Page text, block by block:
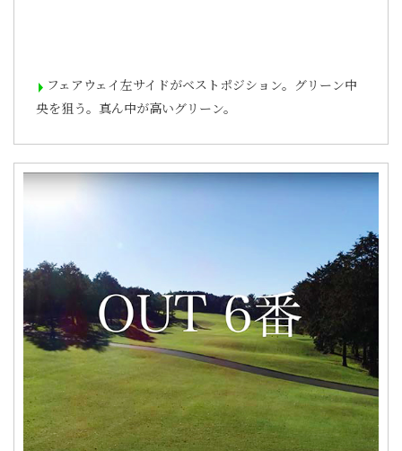
フェアウェイ左サイドがベストポジション。グリーン中
央を狙う。真ん中が高いグリーン。